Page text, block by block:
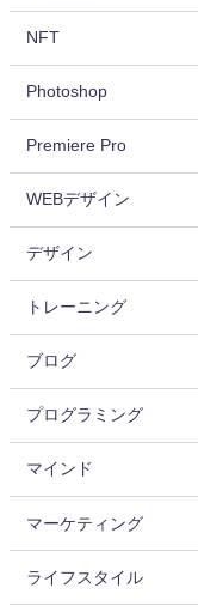
NFT
Photoshop
Premiere Pro
WEBデザイン
デザイン
トレーニング
ブログ
プログラミング
マインド
マーケティング
ライフスタイル